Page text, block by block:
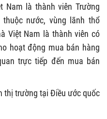
Nam là thành viên Trường
nước, vùng lãnh thổ
Việt Nam là thành viên có
hoạt động mua bán hàng
trực tiếp đến mua bán
thị trường tại Điều ước quốc